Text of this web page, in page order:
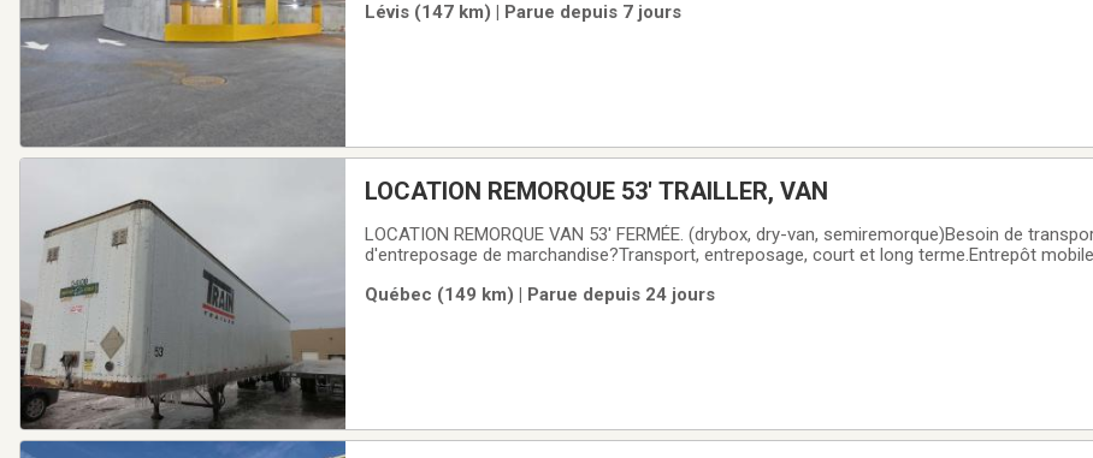
795$ + taxesMoto: 300$ +
Lévis (147 km) | Parue depuis 7 jours
LOCATION REMORQUE 53' TRAILLER, VAN
LOCATION REMORQUE VAN 53' FERMÉE. (drybox, dry-van, semiremorque)Besoin de
d'entreposage de marchandise?Transport, entreposage, court et long terme.Entrepôt
solution.Entreprise: manque d'espace, besoin de livrer votre
Québec (149 km) | Parue depuis 24 jours